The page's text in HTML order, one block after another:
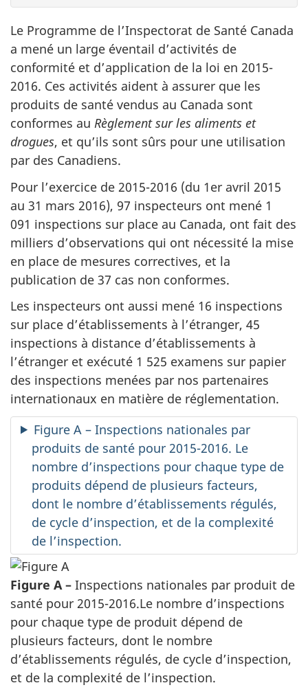
Le Programme de l’Inspectorat de Santé Canada
a mené un large éventail d’activités de
conformité et d’application de la loi en 2015-
2016. Ces activités aident à assurer que les
produits de santé vendus au Canada sont
conformes au Règlement sur les aliments et
drogues, et qu’ils sont sûrs pour une utilisation
par des Canadiens.
Pour l’exercice de 2015-2016 (du 1er avril 2015
au 31 mars 2016), 97 inspecteurs ont mené 1
091 inspections sur place au Canada, ont fait des
milliers d’observations qui ont nécessité la mise
en place de mesures correctives, et la
publication de 37 cas non conformes.
Les inspecteurs ont aussi mené 16 inspections
sur place d’établissements à l’étranger, 45
inspections à distance d’établissements à
l’étranger et exécuté 1 525 examens sur papier
des inspections menées par nos partenaires
internationaux en matière de réglementation.
Figure A – Inspections nationales par
produits de santé pour 2015-2016. Le
nombre d’inspections pour chaque type de
produits dépend de plusieurs facteurs,
dont le nombre d’établissements régulés,
de cycle d’inspection, et de la complexité
de l’inspection.
Figure A – Inspections nationales par produit de
santé pour 2015-2016.Le nombre d’inspections
pour chaque type de produit dépend de
plusieurs facteurs, dont le nombre
d’établissements régulés, de cycle d’inspection,
et de la complexité de l’inspection.